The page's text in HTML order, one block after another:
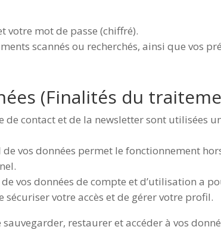
votre mot de passe (chiffré).
scannés ou recherchés, ainsi que vos
(Finalités du
de contact et de la newsletter sont utilisées
de vos données permet le fonctionnement
de vos données de compte et d’utilisation a
sécuriser votre accès et de gérer votre profil.
restaurer et accéder à vos